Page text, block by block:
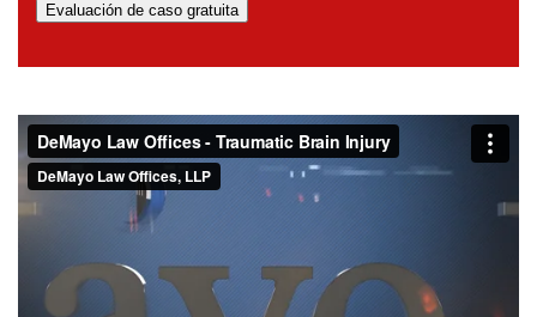
Evaluación de caso gratuita